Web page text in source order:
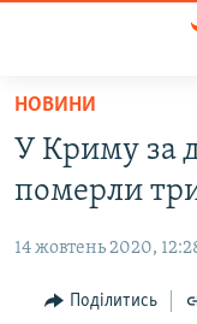
Перейти
основного
матеріалу
до
навігації
ВОДА.КРИМ
ВІДЕО ТА ФОТО
ПОЛІТИКА
БЛОГИ
НОВИНИ
У Криму за
померли
14 жовтень 2020,
Поділитись